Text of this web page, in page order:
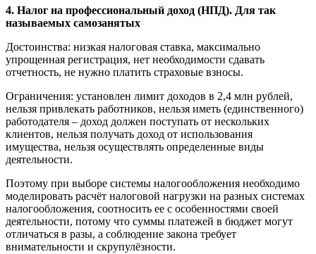
4. Налог на профессиональный доход (НПД). Для так
называемых самозанятых
Достоинства: низкая налоговая ставка, максимально
упрощенная регистрация, нет необходимости сдавать
отчетность, не нужно платить страховые взносы.
Ограничения: установлен лимит доходов в 2,4 млн рублей,
нельзя привлекать работников, нельзя иметь (единственного)
работодателя – доход должен поступать от нескольких
клиентов, нельзя получать доход от использования
имущества, нельзя осуществлять определенные виды
деятельности.
Поэтому при выборе системы налогообложения необходимо
моделировать расчёт налоговой нагрузки на разных системах
налогообложения, соотносить ее с особенностями своей
деятельности, потому что суммы платежей в бюджет могут
отличаться в разы, а соблюдение закона требует
внимательности и скрупулёзности.